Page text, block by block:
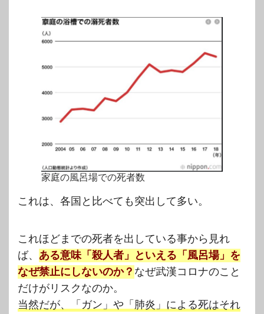
家庭の風呂場での死者数
これは、各国と比べても突出して多い。
これほどまでの死者を出している事から見れ
ば、 ある意味「殺人者」といえる「風呂場」を
なぜ禁止にしないのか？ なぜ武漢コロナのこと
だけがリスクなのか。
当然だが、「ガン」や「肺炎」による死はそれ